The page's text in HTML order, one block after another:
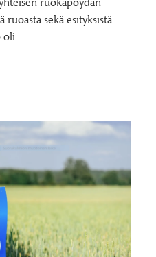
sekä esityksistä.